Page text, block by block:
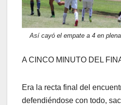
Así cayó el empate a 4 en
A CINCO MINUTO DEL
Era la recta final del
defendiéndose con todo,